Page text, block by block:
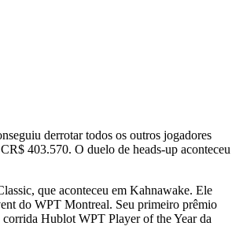
derrotar todos os outros jogadores
403.570. O duelo de heads-up aconteceu
que aconteceu em Kahnawake. Ele
do WPT Montreal. Seu primeiro prêmio
Hublot WPT Player of the Year da